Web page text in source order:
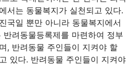
서는 동물복지가 실천되고 있다.
국일 뿐만 아니라 동물복지에서
려동물등록제를 마련하여 정부
, 반려동물 주인들이 지켜야 할
있다. 반려동물 주인들이 지켜야